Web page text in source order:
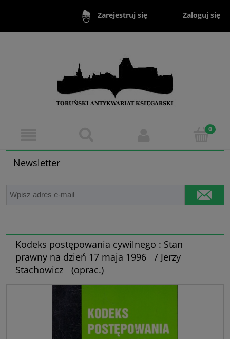
Zarejestruj się Zaloguj się
Newsletter
Kodeks postępowania cywilnego : Stan
prawny na dzień 17 maja 1996 / Jerzy
Stachowicz (oprac.)